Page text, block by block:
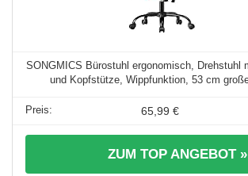
SONGMICS Bürostuhl ergonomisch, Drehstuhl
und Kopfstütze, Wippfunktion, 53 cm
65,99 €
ZUM TOP ANGEBOT »